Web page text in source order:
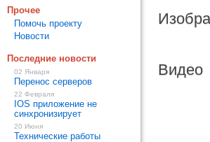
Видео
Прочее
Помочь проекту
Новости
Последние новости
02 Января
Перенос серверов
22 Февраля
IOS приложение не
синхронизирует
20 Июня
Технические работы